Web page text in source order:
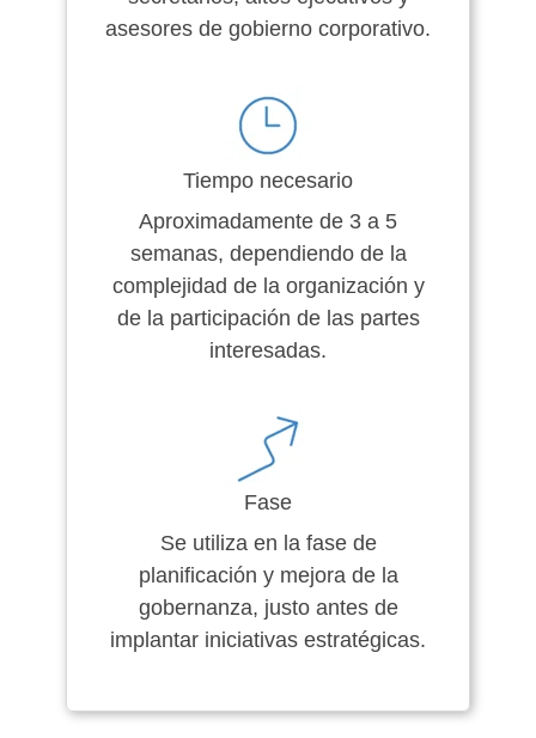
asesores de gobierno corporativo.
Tiempo necesario
Aproximadamente de 3 a 5
semanas, dependiendo de la
complejidad de la organización y
de la participación de las partes
interesadas.
Fase
Se utiliza en la fase de
planificación y mejora de la
gobernanza, justo antes de
implantar iniciativas estratégicas.